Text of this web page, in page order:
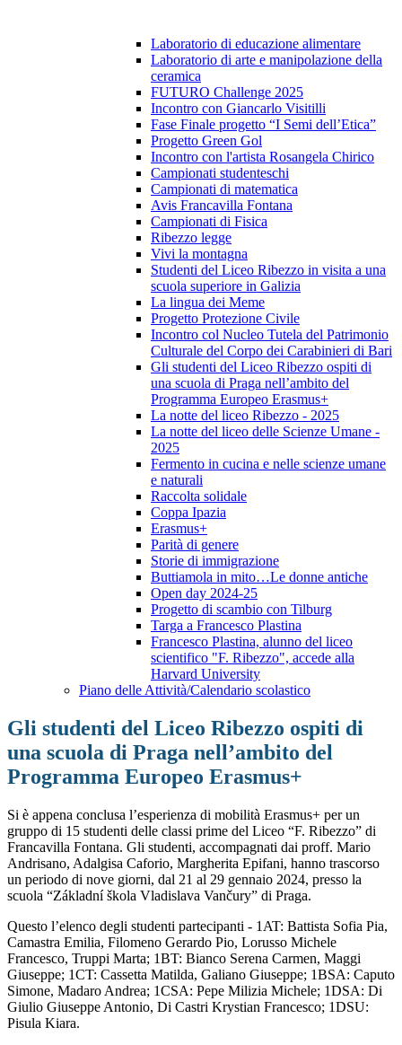
Laboratorio di educazione alimentare
Laboratorio di arte e manipolazione della
ceramica
FUTURO Challenge 2025
Incontro con Giancarlo Visitilli
Fase Finale progetto “I Semi dell’Etica”
Progetto Green Gol
Incontro con l'artista Rosangela Chirico
Campionati studenteschi
Campionati di matematica
Avis Francavilla Fontana
Campionati di Fisica
Ribezzo legge
Vivi la montagna
Studenti del Liceo Ribezzo in visita a una
scuola superiore in Galizia
La lingua dei Meme
Progetto Protezione Civile
Incontro col Nucleo Tutela del Patrimonio
Culturale del Corpo dei Carabinieri di Bari
Gli studenti del Liceo Ribezzo ospiti di
una scuola di Praga nell’ambito del
Programma Europeo Erasmus+
La notte del liceo Ribezzo - 2025
La notte del liceo delle Scienze Umane -
2025
Fermento in cucina e nelle scienze umane
e naturali
Raccolta solidale
Coppa Ipazia
Erasmus+
Parità di genere
Storie di immigrazione
Buttiamola in mito…Le donne antiche
Open day 2024-25
Progetto di scambio con Tilburg
Targa a Francesco Plastina
Francesco Plastina, alunno del liceo
scientifico "F. Ribezzo", accede alla
Harvard University
Piano delle Attività/Calendario scolastico
Gli studenti del Liceo Ribezzo ospiti di
una scuola di Praga nell’ambito del
Programma Europeo Erasmus+
Si è appena conclusa l’esperienza di mobilità Erasmus+ per un
gruppo di 15 studenti delle classi prime del Liceo “F. Ribezzo” di
Francavilla Fontana. Gli studenti, accompagnati dai proff. Mario
Andrisano, Adalgisa Caforio, Margherita Epifani, hanno trascorso
un periodo di nove giorni, dal 21 al 29 gennaio 2024, presso la
scuola “Základní škola Vladislava Vančury” di Praga.
Questo l’elenco degli studenti partecipanti - 1AT: Battista Sofia Pia,
Camastra Emilia, Filomeno Gerardo Pio, Lorusso Michele
Francesco, Truppi Marta; 1BT: Bianco Serena Carmen, Maggi
Giuseppe; 1CT: Cassetta Matilda, Galiano Giuseppe; 1BSA: Caputo
Simone, Madaro Andrea; 1CSA: Pepe Milizia Michele; 1DSA: Di
Giulio Giuseppe Antonio, Di Castri Krystian Francesco; 1DSU:
Pisula Kiara.